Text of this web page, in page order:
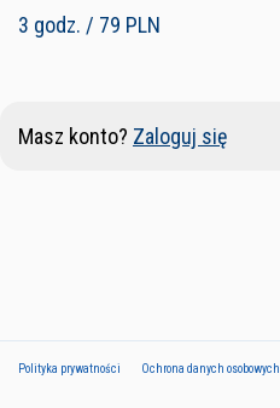
3 godz. / 79 PLN
Masz konto? Zaloguj się
Polityka prywatności Ochrona danych osobowych